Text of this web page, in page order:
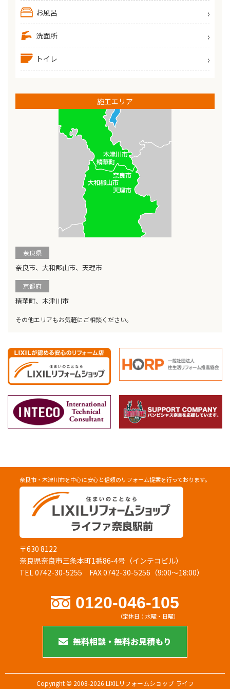
お風呂
洗面所
トイレ
施工エリア
奈良県
奈良市、大和郡山市、天理市
京都府
精華町、木津川市
その他エリアもお気軽にご相談ください。
奈良市・木津川市を中心に安心と信頼のリフォーム提案を行っております。
〒630 8122
奈良県奈良市三条本町1番86-4号（インテコビル）
TEL 0742-30-5255 FAX 0742-30-5256（9:00～18:00）
0120-046-105
（定休日：水曜・日曜）
無料相談・無料お見積もり
Copyright © 2008-2026 LIXILリフォームショップ ライフ